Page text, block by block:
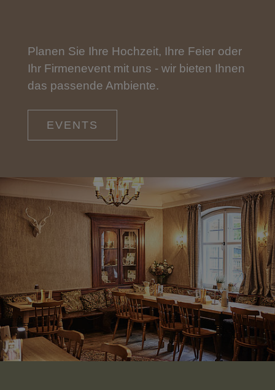
Planen Sie Ihre Hochzeit, Ihre Feier oder
Ihr Firmenevent mit uns - wir bieten Ihnen
das passende Ambiente.
EVENTS